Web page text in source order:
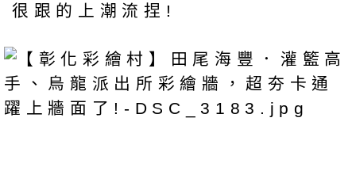
很跟的上潮流捏!